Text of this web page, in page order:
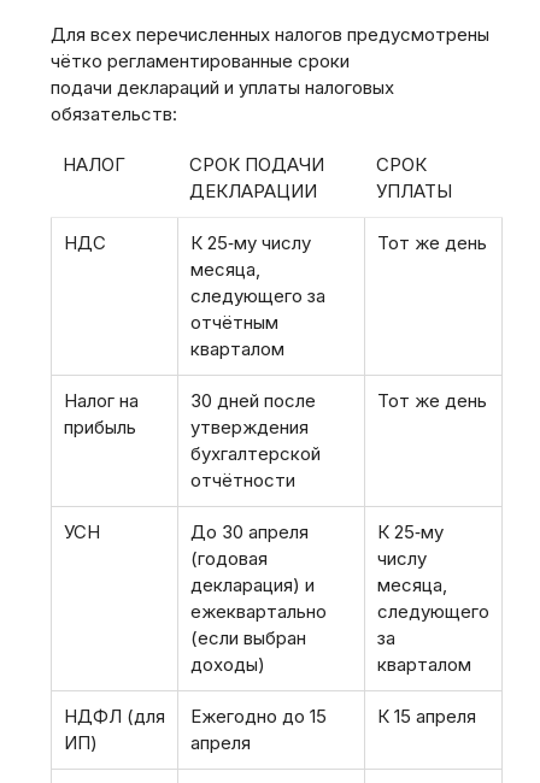
Для всех перечисленных налогов предусмотрены
чётко регламентированные сроки
подачи деклараций и уплаты налоговых
обязательств:
НАЛОГ
СРОК ПОДАЧИ
ДЕКЛАРАЦИИ
СРОК
УПЛАТЫ
НДС
К 25‑му числу
месяца,
следующего за
отчётным
кварталом
Тот же день
Налог на
прибыль
30 дней после
утверждения
бухгалтерской
отчётности
Тот же день
УСН
До 30 апреля
(годовая
декларация) и
ежеквартально
(если выбран
доходы)
К 25‑му
числу
месяца,
следующего
за
кварталом
НДФЛ (для
ИП)
Ежегодно до 15
апреля
К 15 апреля